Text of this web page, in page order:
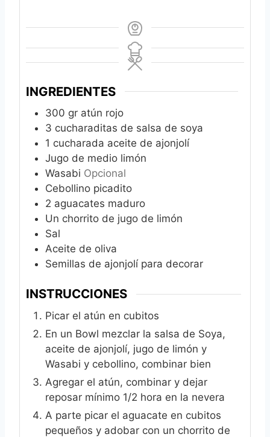
INGREDIENTES
300 gr atún rojo
3 cucharaditas de salsa de soya
1 cucharada aceite de ajonjolí
Jugo de medio limón
Wasabi Opcional
Cebollino picadito
2 aguacates maduro
Un chorrito de jugo de limón
Sal
Aceite de oliva
Semillas de ajonjolí para decorar
INSTRUCCIONES
Picar el atún en cubitos
En un Bowl mezclar la salsa de Soya,
aceite de ajonjolí, jugo de limón y
Wasabi y cebollino, combinar bien
Agregar el atún, combinar y dejar
reposar mínimo 1/2 hora en la nevera
A parte picar el aguacate en cubitos
pequeños y adobar con un chorrito de